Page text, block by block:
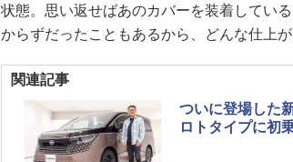
状態。思い返せばあのカバーを装着してい
からずだったこともあるから、どんな仕上が
関連記事
ついに登場した
ロトタイプに初